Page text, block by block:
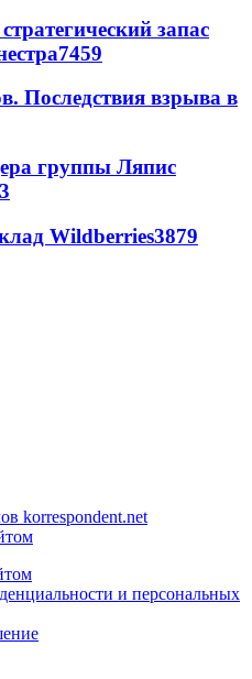
запас
7459
Последствия взрыва в
группы Ляпис
Wildberries3879
korrespondent.net
и персональных